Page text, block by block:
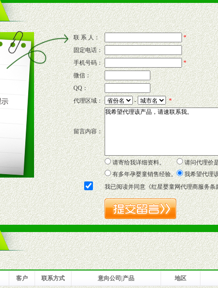
通渠道，孕婴童渠道，医药渠道并为之提供配送服务。
和配合意识。
需求及适应市场变化。
画、三折页及宣传礼品全面配赠，免费提供软硬性平面广告、电台广
法经营手续，采取统一底价供货、严格保证区域市场独占，杜绝串货
复印件，财务以帐单，税务发票，产品质量报告检测单，产品批号；
，专家顾问团提供专柜、社区、HS、名人营销等各种模式市场实战操
完成任务返利。
提供企划、咨询、培训等企业售后服务。
制度，使经销商市场操作全程无忧。
保健食品相关渠道者。
商业道德，良好的商誉，良好的市场网络的公司及销售自然人。
低零售价销售，保证良性的价格体系，保证均衡的利润体系。
誉，具备地理区位优势。
联 系 人：
*
固定电话：
手机号码：
*
微信：
QQ：
代理区域：
- *
留言内容：
请寄给我详细资料。
请问代理价
有多年孕婴童销售经验。
我希望代理
我已阅读并同意《红星婴童网代理商服务条
客户 联系方式 意向公司|产品 地区